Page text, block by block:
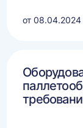
от 08.04.2024